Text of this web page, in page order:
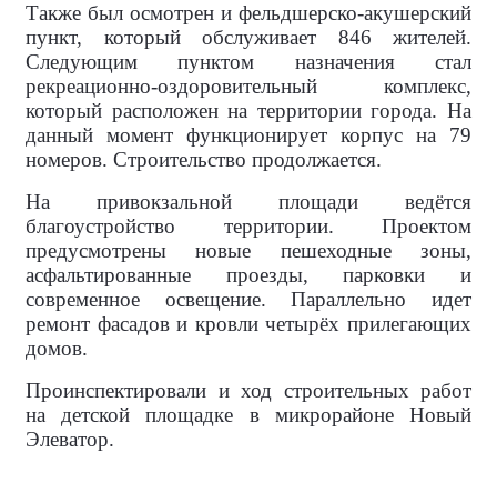
Также был осмотрен и фельдшерско-акушерский
пункт, который обслуживает 846 жителей.
Следующим пунктом назначения стал
рекреационно-оздоровительный комплекс,
который расположен на территории города. На
данный момент функционирует корпус на 79
номеров. Строительство продолжается.
На привокзальной площади ведётся
благоустройство территории. Проектом
предусмотрены новые пешеходные зоны,
асфальтированные проезды, парковки и
современное освещение. Параллельно идет
ремонт фасадов и кровли четырёх прилегающих
домов.
Проинспектировали и ход строительных работ
на детской площадке в микрорайоне Новый
Элеватор.